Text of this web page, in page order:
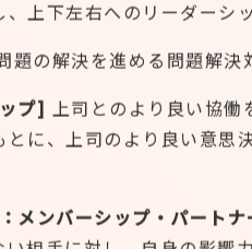
上下左右へのリーダーシ
題の解決を進める問題解
プ] 上司とのより良い協働
に、上司のより良い意思
メンバーシップ・パート